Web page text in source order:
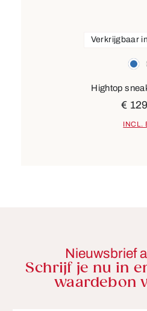
Verkrijgbaar
Hightop
€
INCL.
Nieuwsbrief
Schrijf je nu in
waardebon